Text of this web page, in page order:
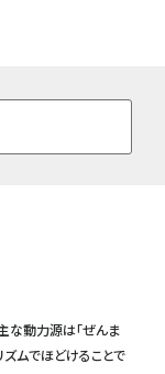
な動力源は「ぜんま
ズムでほどけることで